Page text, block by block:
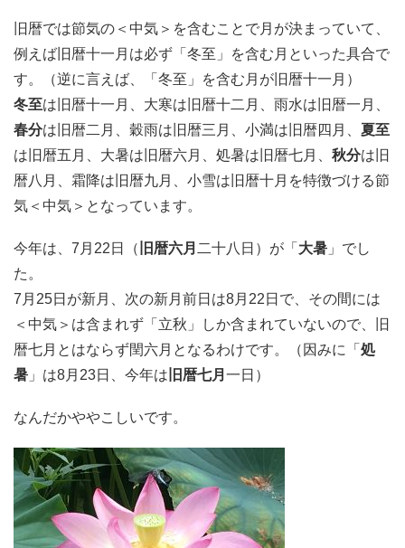
旧暦では節気の＜中気＞を含むことで月が決まっていて、
例えば旧暦十一月は必ず「冬至」を含む月といった具合で
す。（逆に言えば、「冬至」を含む月が旧暦十一月）
冬至は旧暦十一月、大寒は旧暦十二月、雨水は旧暦一月、
春分は旧暦二月、穀雨は旧暦三月、小満は旧暦四月、 夏至
は旧暦五月、大暑は旧暦六月、処暑は旧暦七月、 秋分は旧
暦八月、霜降は旧暦九月、小雪は旧暦十月を特徴づける節
気＜中気＞となっています。
今年は、7月22日（ 旧暦六月 二十八日）が「 大暑 」でし
た。
7月25日が新月、次の新月前日は8月22日で、その間には
＜中気＞は含まれず「立秋」しか含まれていないので、旧
暦七月とはならず閏六月となるわけです。（因みに「 処
暑 」は8月23日、今年は 旧暦七月 一日）
なんだかややこしいです。